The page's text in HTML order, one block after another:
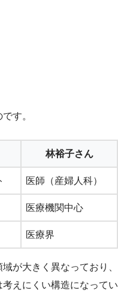
す。
林裕子さん
医師（産婦人科）
医療機関中心
医療界
が大きく異なっており、
えにくい構造になってい